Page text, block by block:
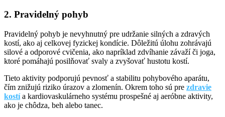
2. Pravidelný pohyb
Pravidelný pohyb je nevyhnutný pre udržanie silných a zdravých
kostí, ako aj celkovej fyzickej kondície. Dôležitú úlohu zohrávajú
silové a odporové cvičenia, ako napríklad zdvíhanie závaží či joga,
ktoré pomáhajú posilňovať svaly a zvyšovať hustotu kostí.
Tieto aktivity podporujú pevnosť a stabilitu pohybového aparátu,
čím znižujú riziko úrazov a zlomenín. Okrem toho sú pre zdravie
kostía kardiovaskulárneho systému prospešné aj aeróbne aktivity,
ako je chôdza, beh alebo tanec.